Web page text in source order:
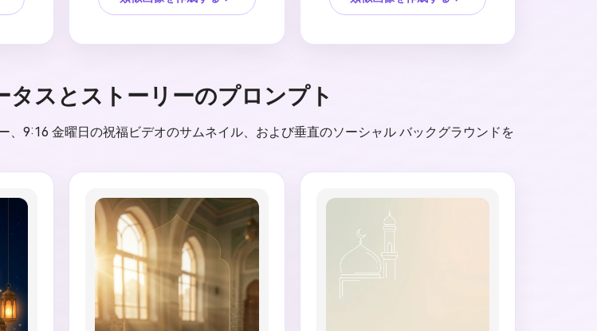
レ
用
ム
き、編集可能な祝福テキストの
レガントな金曜日の挨拶ムー
語テキストなし、スペルミスの
ンの詩なし、乱雑な装飾なし、
界線、柔らかいゴールドとエメ
の英語またはウルドゥー語のテ
し、読めない書道なし、政治的
作成します。
スとストーリーのプロンプト
9:16 金曜日の祝福ビデオのサムネイル、および垂直のソーシャル バックグラウンドを